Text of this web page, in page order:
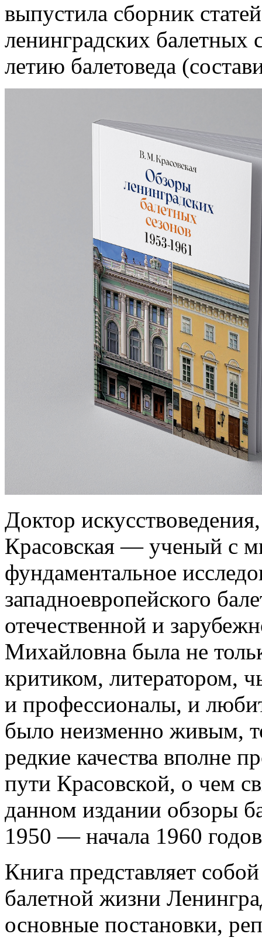
выпустила сборник
ленинградских балетных
летию балетоведа
Доктор
Красовская — ученый с
фундаментальное
западноевропейского
отечественной и
Михайловна была не
критиком, литератором,
и профессионалы, и
было неизменно живым,
редкие качества вполне
пути Красовской, о чем
данном издании обзоры
1950 — начала 1960
Книга представляет
балетной жизни
основные постановки,